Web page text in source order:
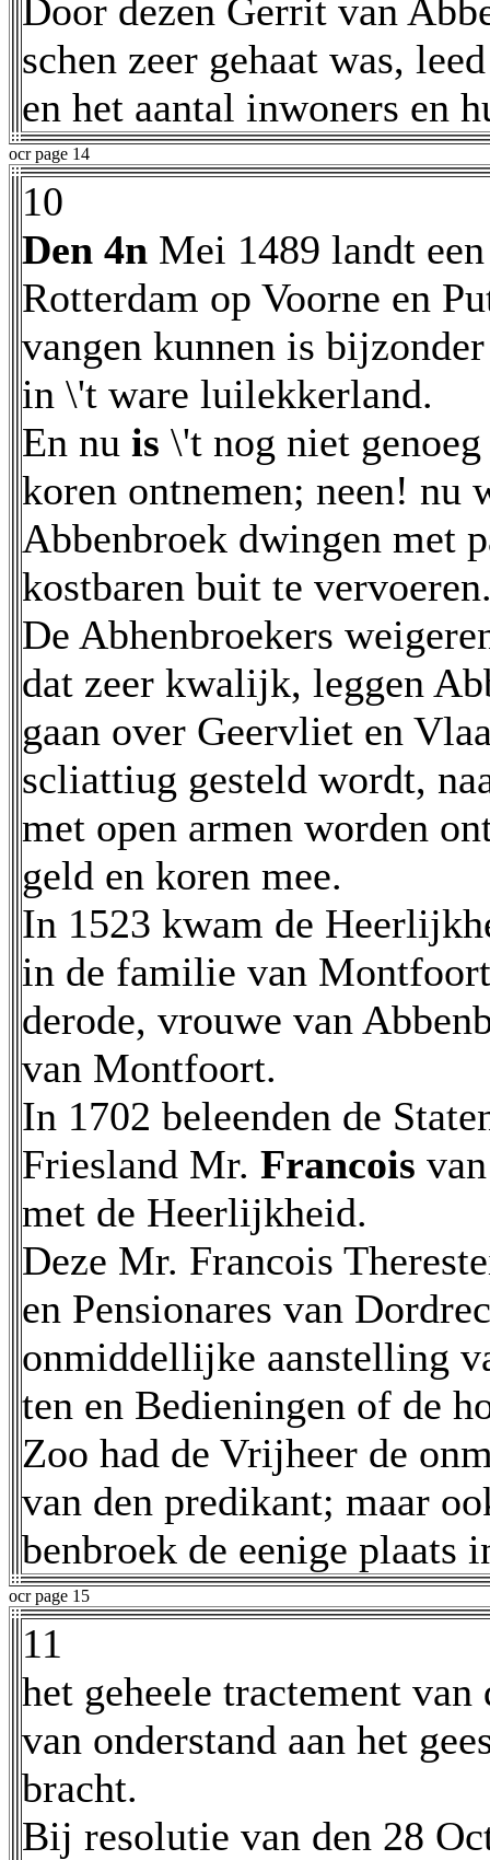
Door dezen Gerrit van
schen zeer gehaat was,
en het aantal inwoners en
ocr page 14
10
Den 4n Mei 1489 landt
Rotterdam op Voorne en
vangen kunnen is
in \'t ware luilekkerland.
En nu is \'t nog niet
koren ontnemen; neen! nu
Abbenbroek dwingen met
kostbaren buit te
De Abhenbroekers
dat zeer kwalijk, leggen
gaan over Geervliet en
scliattiug gesteld wordt,
met open armen worden
geld en koren mee.
In 1523 kwam de
in de familie van
derode, vrouwe van
van Montfoort.
In 1702 beleenden de
Friesland Mr. Francois
met de Heerlijkheid.
Deze Mr. Francois
en Pensionares van
onmiddellijke aanstelling
ten en Bedieningen of de
Zoo had de Vrijheer de
van den predikant; maar
benbroek de eenige plaats
ocr page 15
11
het geheele tractement
van onderstand aan het
bracht.
Bij resolutie van den 28